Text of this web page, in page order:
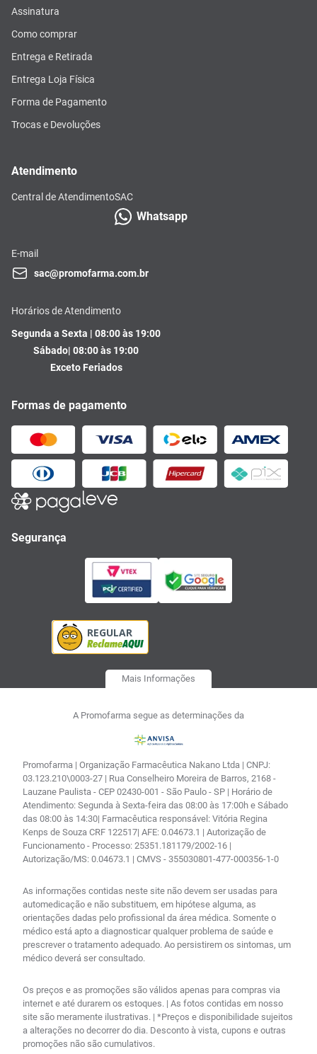
Assinatura
Como comprar
Entrega e Retirada
Entrega Loja Física
Forma de Pagamento
Trocas e Devoluções
Atendimento
Central de AtendimentoSAC
Whatsapp
E-mail
sac@promofarma.com.br
Horários de Atendimento
Segunda a Sexta | 08:00 às 19:00
Sábado| 08:00 às 19:00
Exceto Feriados
Formas de pagamento
Segurança
Mais Informações
A Promofarma segue as determinações da
Promofarma | Organização Farmacêutica Nakano Ltda | CNPJ:
03.123.210\0003-27 | Rua Conselheiro Moreira de Barros, 2168 -
Lauzane Paulista - CEP 02430-001 - São Paulo - SP | Horário de
Atendimento: Segunda à Sexta-feira das 08:00 às 17:00h e Sábado
das 08:00 às 14:30| Farmacêutica responsável: Vitória Regina
Kenps de Souza CRF 122517| AFE: 0.04673.1 | Autorização de
Funcionamento - Processo: 25351.181179/2002-16 |
Autorização/MS: 0.04673.1 | CMVS - 355030801-477-000356-1-0
As informações contidas neste site não devem ser usadas para
automedicação e não substituem, em hipótese alguma, as
orientações dadas pelo profissional da área médica. Somente o
médico está apto a diagnosticar qualquer problema de saúde e
prescrever o tratamento adequado. Ao persistirem os sintomas, um
médico deverá ser consultado.
Os preços e as promoções são válidos apenas para compras via
internet e até durarem os estoques. | As fotos contidas em nosso
site são meramente ilustrativas. | *Preços e disponibilidade sujeitos
a alterações no decorrer do dia. Desconto à vista, cupons e outras
promoções não são cumulativos.